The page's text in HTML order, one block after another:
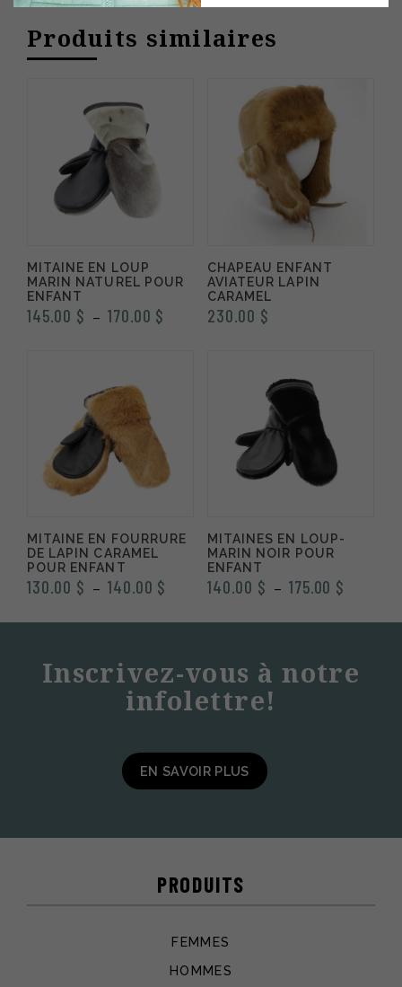
150.00 $
à
Produits similaires
MITAINE EN LOUP
MARIN NATUREL POUR
ENFANT
145.00 $ – 170.00 $
CHAPEAU ENFANT
AVIATEUR LAPIN
CARAMEL
230.00 $
MITAINE EN FOURRURE
DE LAPIN CARAMEL
POUR ENFANT
130.00 $ – 140.00 $
prix :
à
140.00 $
MITAINES EN LOUP-
MARIN NOIR POUR
ENFANT
140.00 $ – 175.00 $
prix :
à
Inscrivez-vous à notre
infolettre!
EN SAVOIR PLUS
PRODUITS
FEMMES
HOMMES